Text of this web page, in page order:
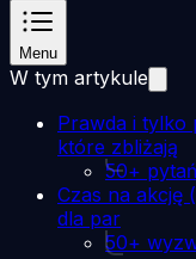
Menu
W tym artykule
Prawda i tylko
które zbliżają
50+
Czas na akcję
dla par
50+